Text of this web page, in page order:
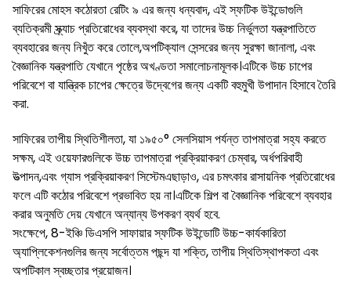
সাফিরের মোহস কঠোরতা রেটিং ৯ এর জন্য ধন্যবাদ, এই স্ফটিক উইন্ডোগুলি
ব্যতিক্রমী স্ক্র্যাচ প্রতিরোধের ব্যবস্থা করে, যা তাদের উচ্চ নির্ভুলতা যন্ত্রপাতিতে
ব্যবহারের জন্য নিখুঁত করে তোলে,অপটিক্যাল সেন্সরের জন্য সুরক্ষা জানালা, এবং
বৈজ্ঞানিক যন্ত্রপাতি যেখানে পৃষ্ঠের অখণ্ডতা সমালোচনামূলক।এটিকে উচ্চ চাপের
পরিবেশে বা যান্ত্রিক চাপের ক্ষেত্রে উদ্বেগের জন্য একটি বহুমুখী উপাদান হিসাবে তৈরি
করা.
সাফিরের তাপীয় স্থিতিশীলতা, যা ১৯৫০° সেলসিয়াস পর্যন্ত তাপমাত্রা সহ্য করতে
সক্ষম, এই ওয়েফারগুলিকে উচ্চ তাপমাত্রা প্রক্রিয়াকরণ চেম্বার, অর্ধপরিবাহী
উত্পাদন,এবং গ্যাস প্রক্রিয়াকরণ সিস্টেমএছাড়াও, এর চমৎকার রাসায়নিক প্রতিরোধের
ফলে এটি কঠোর পরিবেশে প্রভাবিত হয় না।এটিকে শিল্প বা বৈজ্ঞানিক পরিবেশে ব্যবহার
করার অনুমতি দেয় যেখানে অন্যান্য উপকরণ ব্যর্থ হবে.
সংক্ষেপে, 8-ইঞ্চি ডিএসপি সাফায়ার স্ফটিক উইন্ডোটি উচ্চ-কার্যকারিতা
অ্যাপ্লিকেশনগুলির জন্য সর্বোত্তম পছন্দ যা শক্তি, তাপীয় স্থিতিস্থাপকতা এবং
অপটিকাল স্বচ্ছতার প্রয়োজন।